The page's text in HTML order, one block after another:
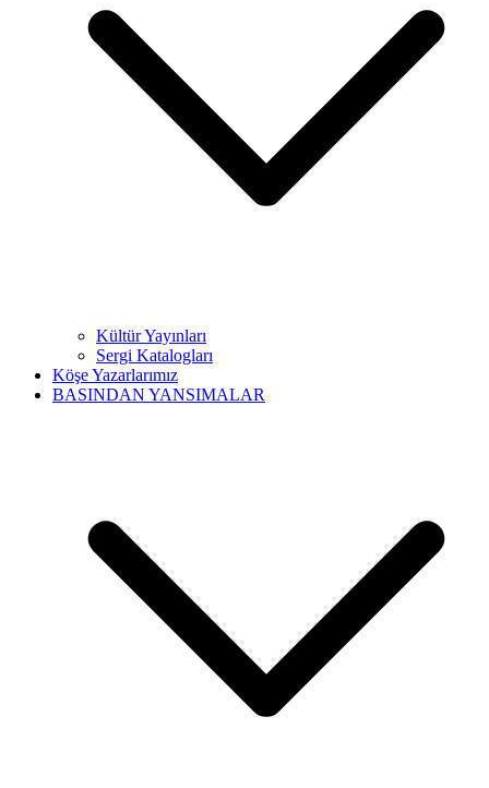
Kültür Yayınları
Sergi Katalogları
Köşe Yazarlarımız
BASINDAN YANSIMALAR